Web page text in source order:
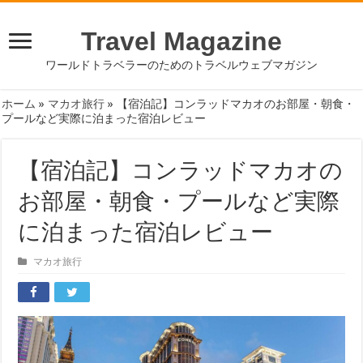
Travel Magazine
ワールドトラベラーのためのトラベルウェブマガジン
ホーム » マカオ旅行 »
【宿泊記】コンラッドマカオのお部屋・朝食・
プールなど実際に泊まった宿泊レビュー
【宿泊記】コンラッドマカオの
お部屋・朝食・プールなど実際
に泊まった宿泊レビュー
マカオ旅行